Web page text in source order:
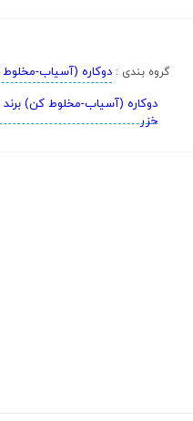
گروه بندی :دوکاره (آسیاب-
دوکاره (آسیاب-مخلوط کن)
خزر